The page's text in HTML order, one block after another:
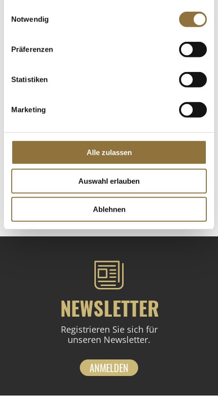
Notwendig
Präferenzen
Statistiken
Marketing
Alle zulassen
Auswahl erlauben
Ablehnen
LEBENSMITTELKENNZEICHNUNGEN
Reis-Vermicelli, fein (Glasnudeln), 400 g
€ 3,85
NEWSLETTER
Registrieren Sie sich für
unseren Newsletter.
ANMELDEN